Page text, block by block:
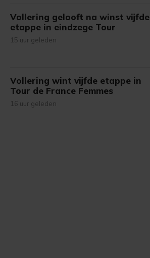
Vollering gelooft na winst vijfde
etappe in eindzege Tour
15 uur geleden
Vollering wint vijfde etappe in
Tour de France Femmes
16 uur geleden